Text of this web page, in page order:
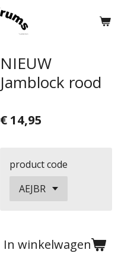
NIEUW
Jamblock rood
€ 14,95
product code
In winkelwagen